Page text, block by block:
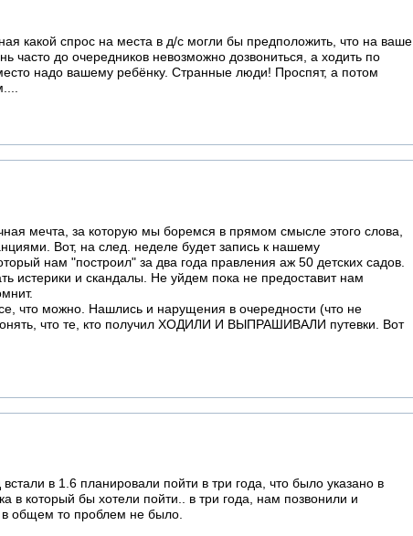
какой спрос на места в д/с могли бы предположить, что на ваше
часто до очередников невозможно дозвониться, а ходить по
надо вашему ребёнку. Странные люди! Проспят, а потом
мечта, за которую мы боремся в прямом смысле этого слова,
Вот, на след. неделе будет запись к нашему
нам "построил" за два года правления аж 50 детских садов.
истерики и скандалы. Не уйдем пока не предоставит нам
что можно. Нашлись и нарущения в очередности (что не
что те, кто получил ХОДИЛИ И ВЫПРАШИВАЛИ путевки. Вот
в 1.6 планировали пойти в три года, что было указано в
в который бы хотели пойти.. в три года, нам позвонили и
общем то проблем не было.